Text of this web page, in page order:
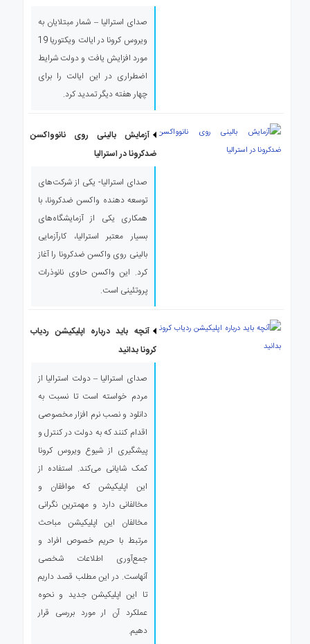
صدای استرالیا – شمار مبتلایان به
ویروس کرونا در ایالت ویکتوریا 19
مورد افزایش یافت و دولت شرایط
اضطراری در این ایالت را برای
چهار هفته دیگر تمدید کرد.
آزمایش بالینی روی نانوواکسن
ضدکرونا در استرالیا
صدای استرالیا- یکی از شرکت‌های
توسعه دهنده واکسن ضدکرونا، با
همکاری یکی از آزمایشگاه‌های
بسیار معتبر استرالیا، کارآزمایی
بالینی روی واکسن ضدکرونا را آغاز
کرد. این واکسن حاوی نانوذرات
پروتئینی است.
آنچه باید درباره اپلیکیشن ردیاب
کرونا بدانید
صدای استرالیا – دولت استرالیا از
مردم خواسته است تا نسبت به
دانلود و نصب نرم افزار مخصوصی
اقدام کنند که به دولت در کنترل و
پیشگیری از شیوع ویروس کرونا
کمک شایانی می‌کند. استفاده از
این اپلیکیشن که موافقان و
مخالفانی دارد و مهمترین نگرانی
مخالفان این اپلیکیشن مباحث
مرتبط با حریم خصوص افراد و
جمع‌آوری اطلاعات شخصی
آنهاست. در این مطلب قصد داریم
تا این اپلیکیشن جدید و نحوه
عملکرد آن ار مورد بررسی قرار
دهیم.